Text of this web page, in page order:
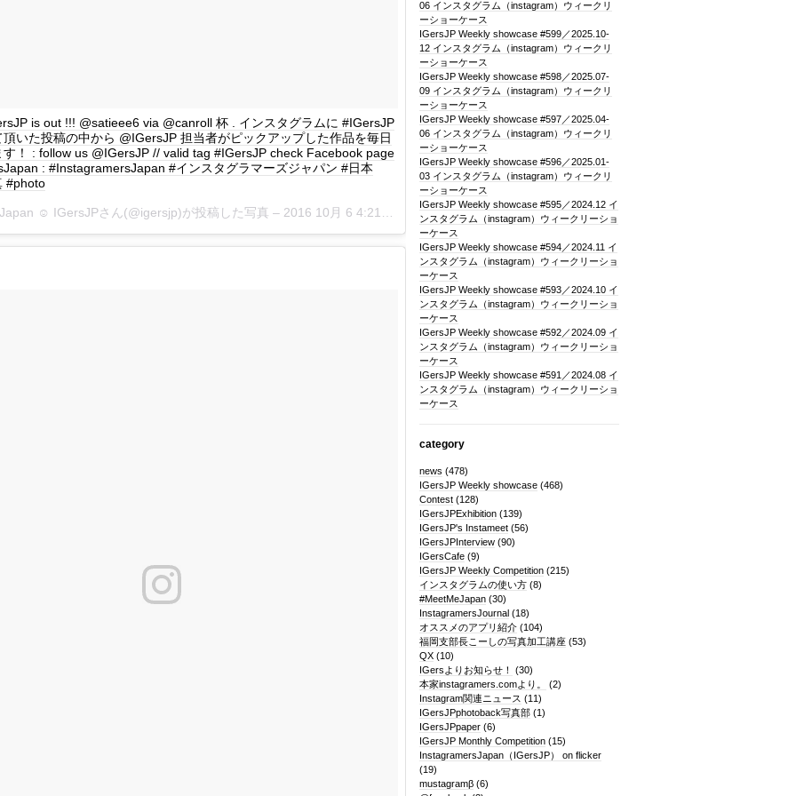
is out !!! @satieee6 via @canroll 杯 . インスタグラムに #IGersJP
いた投稿の中から @IGersJP 担当者がピックアップした作品を毎日
す！ : follow us @IGersJP // valid tag #IGersJP check Facebook page
: #InstagramersJapan #インスタグラマーズジャパン #日本
#photo
☺︎ IGersJPさん(@igersjp)が投稿した写真 – 2016 10月 6 4:21午前 PDT
06 インスタグラム（instagram）ウィークリ
ーショーケース
IGersJP Weekly showcase #599／2025.10-
12 インスタグラム（instagram）ウィークリ
ーショーケース
IGersJP Weekly showcase #598／2025.07-
09 インスタグラム（instagram）ウィークリ
ーショーケース
IGersJP Weekly showcase #597／2025.04-
06 インスタグラム（instagram）ウィークリ
ーショーケース
IGersJP Weekly showcase #596／2025.01-
03 インスタグラム（instagram）ウィークリ
ーショーケース
IGersJP Weekly showcase #595／2024.12 イ
ンスタグラム（instagram）ウィークリーショ
ーケース
IGersJP Weekly showcase #594／2024.11 イ
ンスタグラム（instagram）ウィークリーショ
ーケース
IGersJP Weekly showcase #593／2024.10 イ
ンスタグラム（instagram）ウィークリーショ
ーケース
IGersJP Weekly showcase #592／2024.09 イ
ンスタグラム（instagram）ウィークリーショ
ーケース
IGersJP Weekly showcase #591／2024.08 イ
ンスタグラム（instagram）ウィークリーショ
ーケース
category
news (478)
IGersJP Weekly showcase(468)
Contest(128)
IGersJPExhibition(139)
IGersJP's Instameet(56)
IGersJPInterview(90)
IGersCafe(9)
IGersJP Weekly Competition(215)
インスタグラムの使い方(8)
#MeetMeJapan(30)
InstagramersJournal(18)
オススメのアプリ紹介(104)
福岡支部長こーしの写真加工講座(53)
QX(10)
IGersよりお知らせ！
(30)
本家instagramers.comより。
(2)
Instagram関連ニュース (11)
IGersJPphotoback写真部(1)
IGersJPpaper(6)
IGersJP Monthly Competition(15)
InstagramersJapan（IGersJP） on flicker
(19)
mustagramβ(6)